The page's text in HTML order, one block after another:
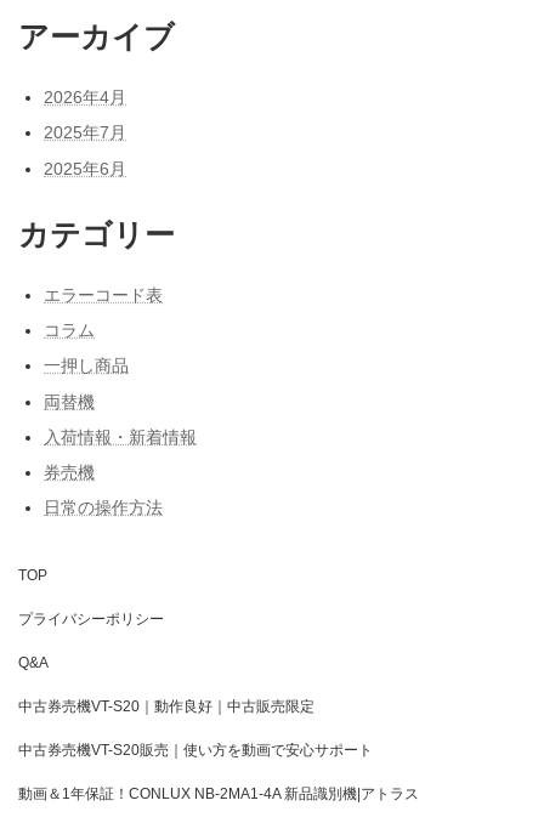
アーカイブ
2026年4月
2025年7月
2025年6月
カテゴリー
エラーコード表
コラム
一押し商品
両替機
入荷情報・新着情報
券売機
日常の操作方法
TOP
プライバシーポリシー
Q&A
中古券売機VT-S20｜動作良好｜中古販売限定
中古券売機VT-S20販売｜使い方を動画で安心サポート
動画＆1年保証！CONLUX NB-2MA1-4A 新品識別機|アトラス